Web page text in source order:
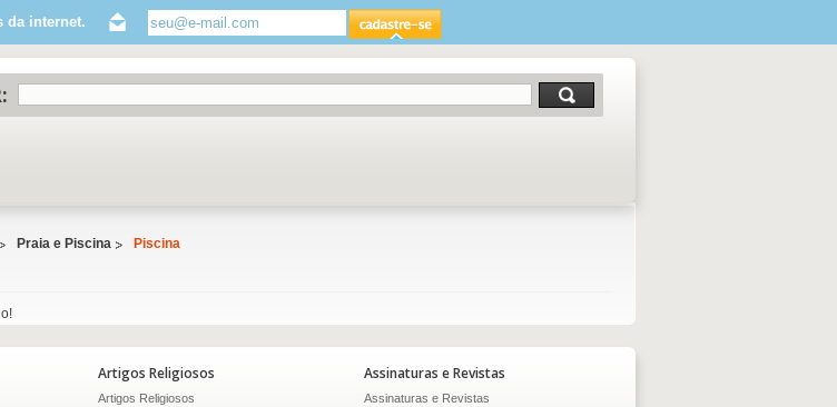
da internet.
Praia e Piscina Piscina
Artigos Religiosos
Artigos Religiosos
Assinaturas e Revistas
Assinaturas e Revistas